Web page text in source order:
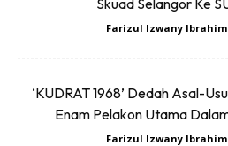
Ads
Farizul Izwany Ibrahim
‘KUDRAT 1968’ Dedah Asal-
Enam Pelakon Utama
Farizul Izwany Ibrahim